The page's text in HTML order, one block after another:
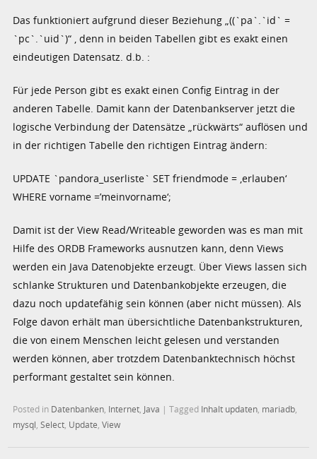
Das funktioniert aufgrund dieser Beziehung „((`pa`.`id` =
`pc`.`uid`)“ , denn in beiden Tabellen gibt es exakt einen
eindeutigen Datensatz. d.b. :
Für jede Person gibt es exakt einen Config Eintrag in der
anderen Tabelle. Damit kann der Datenbankserver jetzt die
logische Verbindung der Datensätze „rückwärts“ auflösen und
in der richtigen Tabelle den richtigen Eintrag ändern:
UPDATE `pandora_userliste` SET friendmode = ‚erlauben‘
WHERE vorname =’meinvorname‘;
Damit ist der View Read/Writeable geworden was es man mit
Hilfe des ORDB Frameworks ausnutzen kann, denn Views
werden ein Java Datenobjekte erzeugt. Über Views lassen sich
schlanke Strukturen und Datenbankobjekte erzeugen, die
dazu noch updatefähig sein können (aber nicht müssen). Als
Folge davon erhält man übersichtliche Datenbankstrukturen,
die von einem Menschen leicht gelesen und verstanden
werden können, aber trotzdem Datenbanktechnisch höchst
performant gestaltet sein können.
Posted in Datenbanken Internet Java |Tagged Inhalt updaten mariadb
mysql ,Select Update ,View